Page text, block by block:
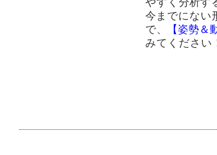
今までにない
で、
【姿勢＆
みてください